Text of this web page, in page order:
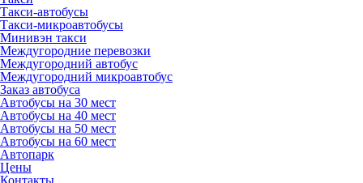
Такси-автобусы
Такси-микроавтобусы
Минивэн такси
Междугородние перевозки
Междугородний автобус
Междугородний микроавтобус
Заказ автобуса
Автобусы на 30 мест
Автобусы на 40 мест
Автобусы на 50 мест
Автобусы на 60 мест
Автопарк
Цены
Контакты